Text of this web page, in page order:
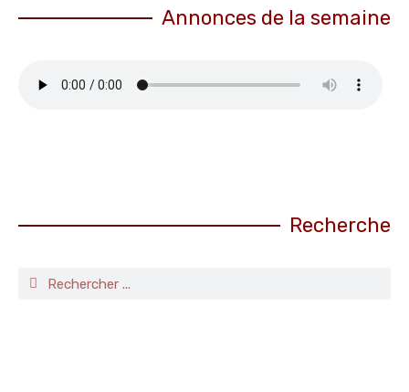
Annonces de la semaine
Recherche